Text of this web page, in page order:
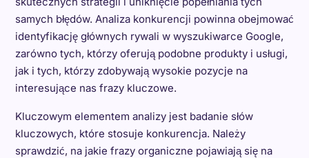
samych błędów. Analiza konkurencji powinna obejmować
identyfikację głównych rywali w wyszukiwarce Google,
zarówno tych, którzy oferują podobne produkty i usługi,
jak i tych, którzy zdobywają wysokie pozycje na
interesujące nas frazy kluczowe.
Kluczowym elementem analizy jest badanie słów
kluczowych, które stosuje konkurencja. Należy
sprawdzić, na jakie frazy organiczne pojawiają się na